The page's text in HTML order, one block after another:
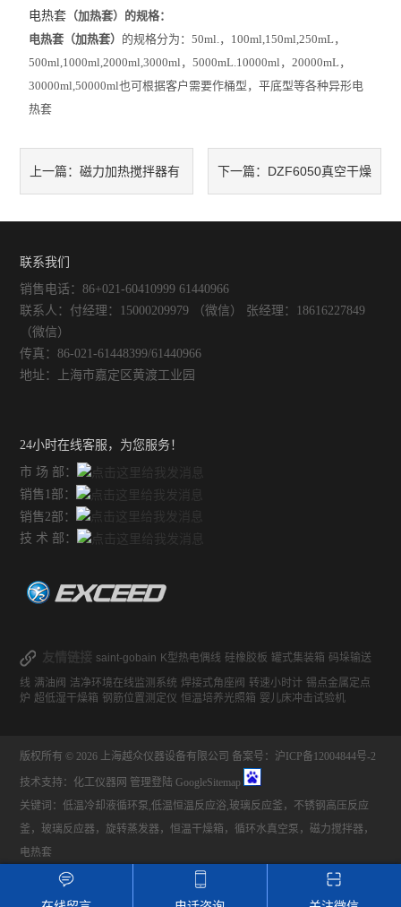
循环水真空泵
旋片式真空泵/油泵
智能控温仪
电动搅拌器
电加热板
超声波清洗器
紫外分析仪
玻璃仪器烘干器
药物透皮实验仪
不锈钢常压反应釜
电热套 （加热套）的规格：
电热套（加热套） 的规格分为：50ml.，100ml,150ml,250mL，
500ml,1000ml,2000ml,3000ml，5000mL.10000ml，20000mL，
30000ml,50000ml也可根据客户需要作桶型，平底型等各种异形电
热套
上一篇：磁力加热搅拌器有 下一篇： DZF6050真空干燥
联系我们
销售电话：86+021-60410999 61440966
联系人：付经理：15000209979 （微信） 张经理：18616227849
（微信）
传真：86-021-61448399/61440966
地址：上海市嘉定区黄渡工业园
24小时在线客服，为您服务！
市 场 部：
销售1部：
销售2部：
技 术 部：
友情链接 saint-gobain K型热电偶线 硅橡胶板 罐式集装箱 码垛输送
线 满油阀 洁净环境在线监测系统 焊接式角座阀 转速小时计 锡点金属定点
炉 超低湿干燥箱 钢筋位置测定仪 恒温培养光照箱 婴儿床冲击试验机
版权所有 © 2026 上海越众仪器设备有限公司 备案号：沪ICP备12004844号-2
技术支持： 化工仪器网 管理登陆 GoogleSitemap
关键词：低温冷却液循环泵,低温恒温反应浴,玻璃反应釜，不锈钢高压反应
釜，玻璃反应器，旋转蒸发器，恒温干燥箱，循环水真空泵，磁力搅拌器，
电热套